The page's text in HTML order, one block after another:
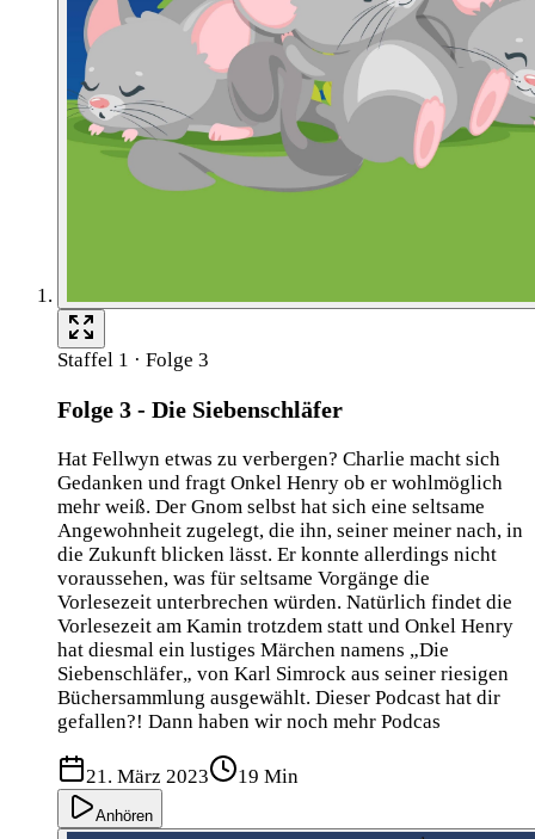
Staffel 1 · Folge 3
Folge 3 - Die Siebenschläfer
Hat Fellwyn etwas zu verbergen? Charlie macht sich
Gedanken und fragt Onkel Henry ob er wohlmöglich
mehr weiß. Der Gnom selbst hat sich eine seltsame
Angewohnheit zugelegt, die ihn, seiner meiner nach, in
die Zukunft blicken lässt. Er konnte allerdings nicht
voraussehen, was für seltsame Vorgänge die
Vorlesezeit unterbrechen würden. Natürlich findet die
Vorlesezeit am Kamin trotzdem statt und Onkel Henry
hat diesmal ein lustiges Märchen namens „Die
Siebenschläfer„ von Karl Simrock aus seiner riesigen
Büchersammlung ausgewählt. Dieser Podcast hat dir
gefallen?! Dann haben wir noch mehr Podcas
21. März 2023 19 Min
Anhören